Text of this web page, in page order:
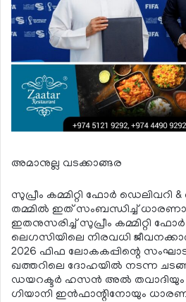
അമാനുല്ല വടക്കാങ്ങര
സുപ്രീം കമ്മിറ്റി ഫോര്‍ ഡെലിവറി
തമ്മില്‍ ഇത് സംബന്ധിച്ച് ധാരണാ
ഇതനുസരിച്ച് സുപ്രീം കമ്മിറ്റി
ലെഗസിയിലെ നിരവധി
2026 ഫിഫ ലോകകപ്പിന്റെ
ഖത്തറിലെ ദോഹയില്‍ നടന്ന
ഡയറക്ടര്‍ ഹസന്‍ അല്‍ തവാദിയും
ഗിയാനി ഇന്‍ഫാന്റിനോയും